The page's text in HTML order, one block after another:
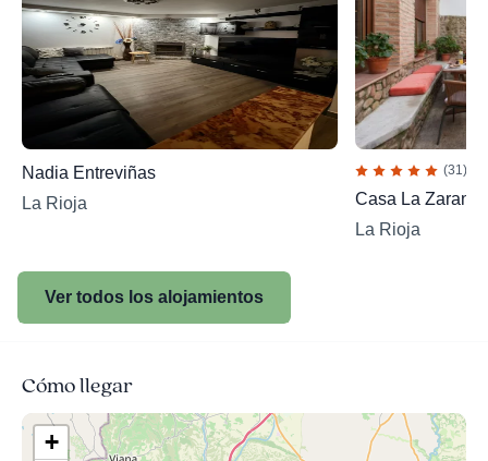
Nadia Entreviñas
La Rioja
(31)
Casa La
La Rioja
Ver todos los alojamientos
Cómo llegar
+